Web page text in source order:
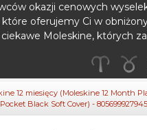
okazji cenowych
oferujemy Ci w
Moleskine, których
12 miesięcy (Moleskine 12 Month
Black Soft Cover) -